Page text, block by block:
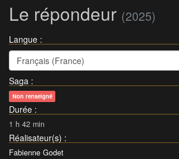
Le répondeur (2025)
Langue :
Français (France)
Saga :
Non renseigné
Durée :
1 h 42 min
Réalisateur(s) :
Fabienne Godet